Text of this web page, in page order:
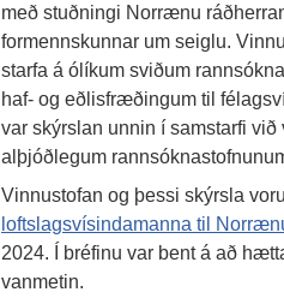
með stuðningi Norrænu
formennskunnar um seiglu.
starfa á ólíkum sviðum
haf- og eðlisfræðingum til
var skýrslan unnin í samstarfi
alþjóðlegum
Vinnustofan og þessi skýrsla
loftslagsvísindamanna til
2024. Í bréfinu var bent á að
vanmetin.